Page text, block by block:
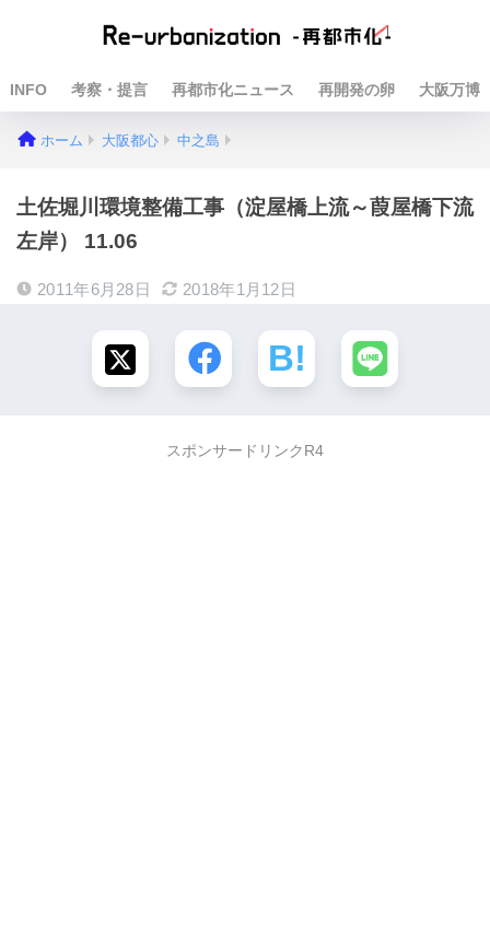
INFO 考察・提言 再都市化ニュース 再開発の卵 大阪万博
ホーム 大阪都心 中之島
土佐堀川環境整備工事（淀屋橋上流～葭屋橋下流
左岸） 11.06
2011年6月28日 2018年1月12日
スポンサードリンクR4